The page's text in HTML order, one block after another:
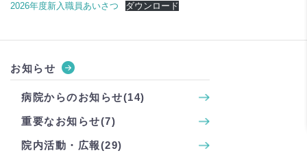
2026年度新入職員あいさつ ダウンロード
お知らせ
病院からのお知らせ(14)
重要なお知らせ(7)
院内活動・広報(29)